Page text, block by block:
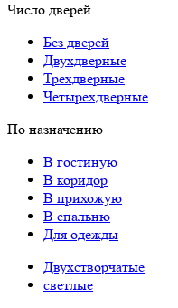
Число дверей
Без дверей
Двухдверные
Трехдверные
Четырехдверные
По назначению
В гостиную
В коридор
В прихожую
В спальню
Для одежды
Двухстворчатые
светлые